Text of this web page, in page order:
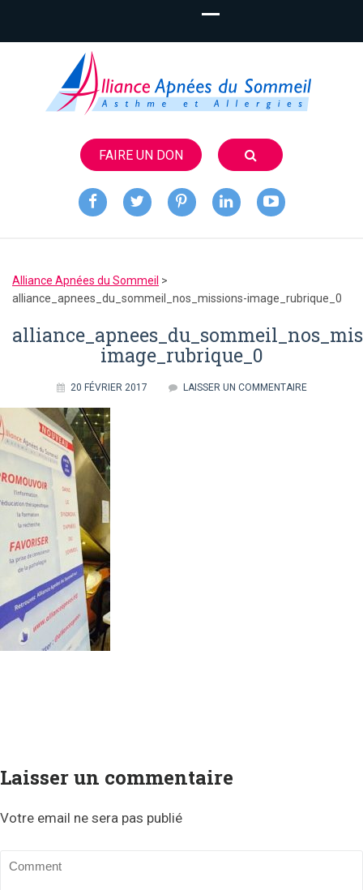
FAIRE UN DON
Alliance
Apnées du
Sommeil
Alliance Apnées du Sommeil >
alliance_apnees_du_sommeil_nos_missions-image_rubrique_0
image_rubrique_0
20 FÉVRIER 2017 LAISSER UN COMMENTAIRE
Laisser un commentaire
Votre email ne sera pas publié